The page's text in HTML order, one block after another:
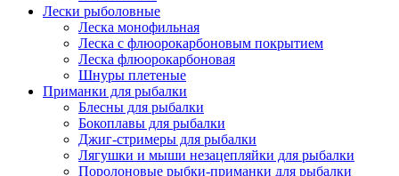
Лески рыболовные
Леска монофильная
Леска с флюорокарбоновым покрытием
Леска флюорокарбоновая
Шнуры плетеные
Приманки для рыбалки
Блесны для рыбалки
Бокоплавы для рыбалки
Джиг-стримеры для рыбалки
Лягушки и мыши незацепляйки для рыбалки
Поролоновые рыбки-приманки для рыбалки